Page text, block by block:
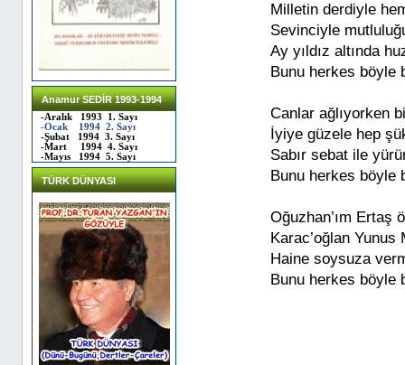
Anamur SEDİR 1993-1994
-Aralık 1993 1. Sayı
-Ocak 1994 2. Sayı
-Şubat 1994 3. Sayı
-Mart 1994 4. Sayı
-Mayıs 1994 5. Sayı
TÜRK DÜNYASI
Milletin derdiyle
Sevinciyle
Ay yıldız altında
Bunu herkes böyle
Canlar ağlıyorken
İyiye güzele hep
Sabır sebat ile
Bunu herkes böyle
Oğuzhan’ım Ertaş
Karac’oğlan
Haine soysuza
Bunu herkes böyle